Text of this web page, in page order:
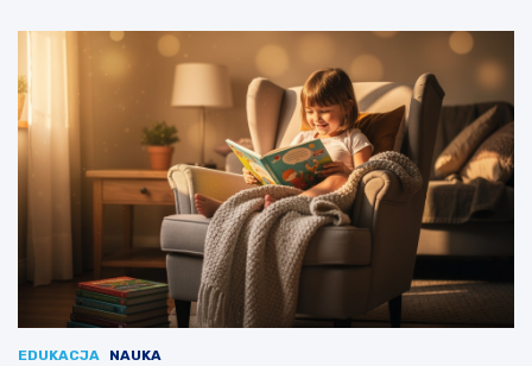
EDUKACJA NAUKA